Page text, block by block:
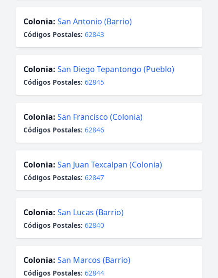
Colonia: San Antonio (Barrio)
Códigos Postales: 62843
Colonia: San Diego Tepantongo (Pueblo)
Códigos Postales: 62845
Colonia: San Francisco (Colonia)
Códigos Postales: 62846
Colonia: San Juan Texcalpan (Colonia)
Códigos Postales: 62847
Colonia: San Lucas (Barrio)
Códigos Postales: 62840
Colonia: San Marcos (Barrio)
Códigos Postales: 62844